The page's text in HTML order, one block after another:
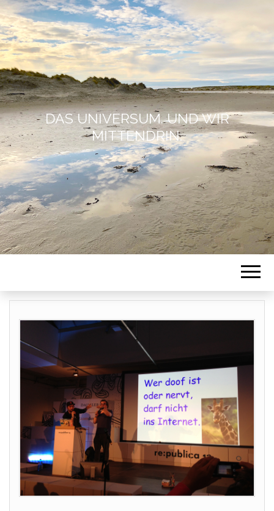
DAS UNIVERSUM. UND WIR
MITTENDRIN.